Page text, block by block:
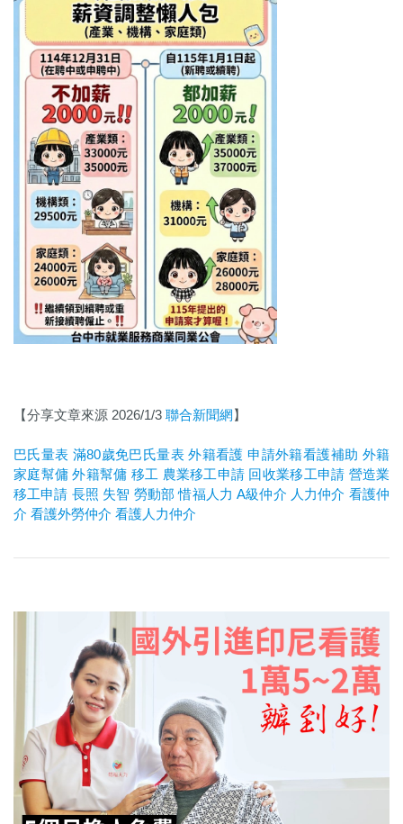
【分享文章來源 2026/1/3 聯合新聞網】
巴氏量表 滿80歲免巴氏量表 外籍看護 申請外籍看護補助 外籍
家庭幫傭 外籍幫傭 移工 農業移工申請 回收業移工申請 營造業
移工申請 長照 失智 勞動部 惜福人力 A級仲介 人力仲介 看護仲
介 看護外勞仲介 看護人力仲介